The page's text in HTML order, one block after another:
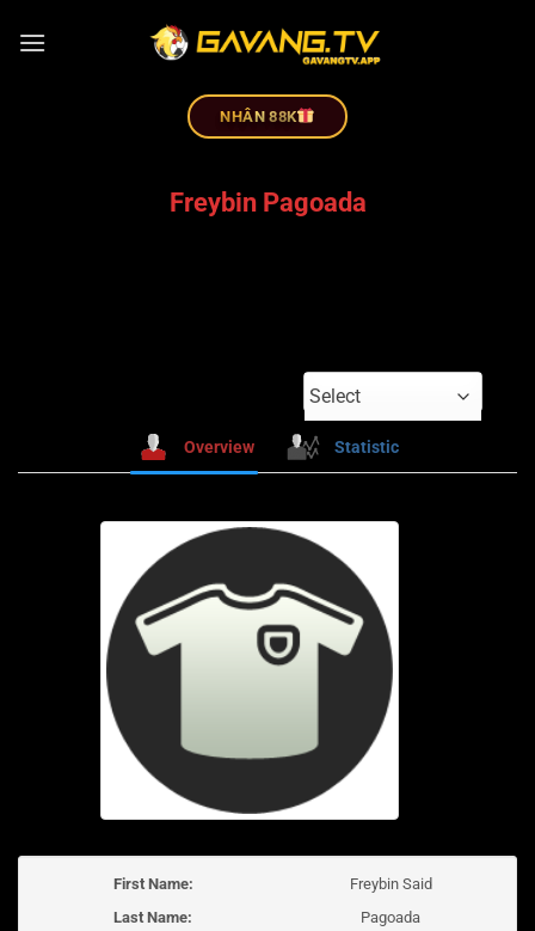
NHÂN 88K
Freybin Pagoada
Select
Overview Statistic
First Name:
Freybin Said
Last Name:
Pagoada